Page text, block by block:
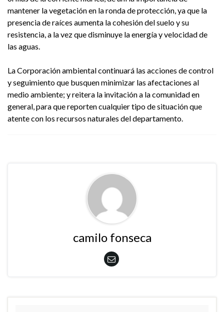
mantener la vegetación en la ronda de protección, ya que la
presencia de raíces aumenta la cohesión del suelo y su
resistencia, a la vez que disminuye la energía y velocidad de
las aguas.
La Corporación ambiental continuará las acciones de control
y seguimiento que busquen minimizar las afectaciones al
medio ambiente; y reitera la invitación a la comunidad en
general, para que reporten cualquier tipo de situación que
atente con los recursos naturales del departamento.
camilo fonseca